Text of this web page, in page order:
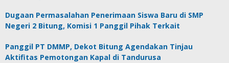
Dugaan Permasalahan Penerimaan Siswa Baru di SMP
Negeri 2 Bitung, Komisi 1 Panggil Pihak Terkait
Panggil PT DMMP, Dekot Bitung Agendakan Tinjau
Aktifitas Pemotongan Kapal di Tandurusa